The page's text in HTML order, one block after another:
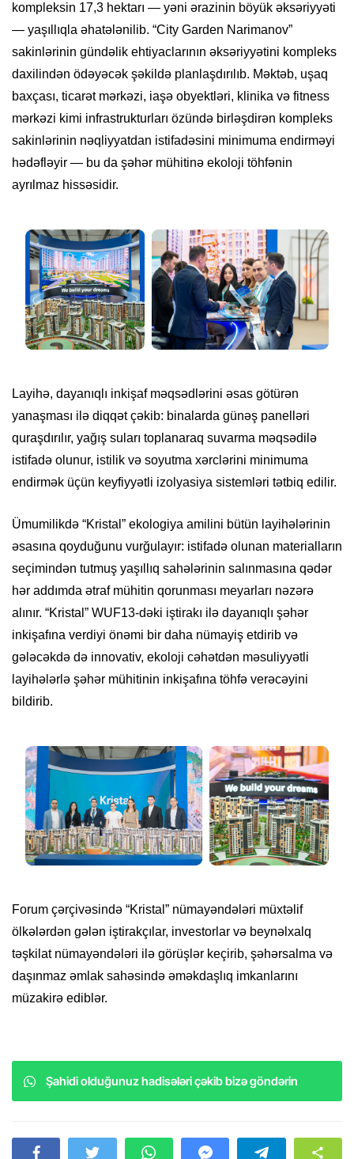
kompleksin 17,3 hektarı — yəni ərazinin böyük əksəriyyəti
— yaşıllıqla əhatələnilib. “City Garden Narimanov”
sakinlərinin gündəlik ehtiyaclarının əksəriyyətini kompleks
daxilindən ödəyəcək şəkildə planlaşdırılıb. Məktəb, uşaq
baxçası, ticarət mərkəzi, iaşə obyektləri, klinika və fitness
mərkəzi kimi infrastrukturları özündə birləşdirən kompleks
sakinlərinin nəqliyyatdan istifadəsini minimuma endirməyi
hədəfləyir — bu da şəhər mühitinə ekoloji töhfənin
ayrılmaz hissəsidir.
Layihə, dayanıqlı inkişaf məqsədlərini əsas götürən
yanaşması ilə diqqət çəkib: binalarda günəş panelləri
quraşdırılır, yağış suları toplanaraq suvarma məqsədilə
istifadə olunur, istilik və soyutma xərclərini minimuma
endirmək üçün keyfiyyətli izolyasiya sistemləri tətbiq edilir.
Ümumilikdə “Kristal” ekologiya amilini bütün layihələrinin
əsasına qoyduğunu vurğulayır: istifadə olunan materialların
seçimindən tutmuş yaşıllıq sahələrinin salınmasına qədər
hər addımda ətraf mühitin qorunması meyarları nəzərə
alınır. “Kristal” WUF13-dəki iştirakı ilə dayanıqlı şəhər
inkişafına verdiyi önəmi bir daha nümayiş etdirib və
gələcəkdə də innovativ, ekoloji cəhətdən məsuliyyətli
layihələrlə şəhər mühitinin inkişafına töhfə verəcəyini
bildirib.
Forum çərçivəsində “Kristal” nümayəndələri müxtəlif
ölkələrdən gələn iştirakçılar, investorlar və beynəlxalq
təşkilat nümayəndələri ilə görüşlər keçirib, şəhərsalma və
daşınmaz əmlak sahəsində əməkdaşlıq imkanlarını
müzakirə ediblər.
Şahidi olduğunuz hadisələri çəkib bizə göndərin